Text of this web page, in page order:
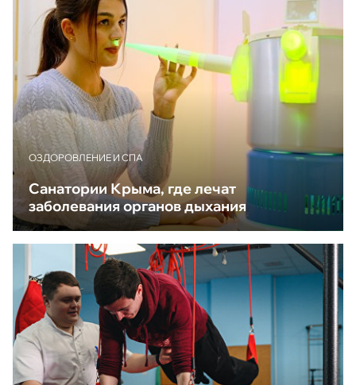
ОЗДОРОВЛЕНИЕ И СПА
Санатории Крыма, где лечат
заболевания органов дыхания